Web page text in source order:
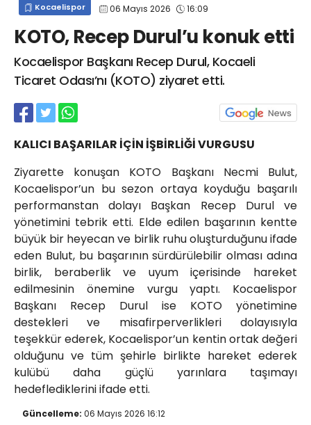
Kocaelispor 06 Mayıs 2026 16:09
KOTO, Recep Durul’u konuk etti
Kocaelispor Başkanı Recep Durul, Kocaeli
Ticaret Odası’nı (KOTO) ziyaret etti.
KALICI BAŞARILAR İÇİN İŞBİRLİĞİ VURGUSU
Ziyarette konuşan KOTO Başkanı Necmi Bulut,
Kocaelispor’un bu sezon ortaya koyduğu başarılı
performanstan dolayı Başkan Recep Durul ve
yönetimini tebrik etti. Elde edilen başarının kentte
büyük bir heyecan ve birlik ruhu oluşturduğunu ifade
eden Bulut, bu başarının sürdürülebilir olması adına
birlik, beraberlik ve uyum içerisinde hareket
edilmesinin önemine vurgu yaptı. Kocaelispor
Başkanı Recep Durul ise KOTO yönetimine
destekleri ve misafirperverlikleri dolayısıyla
teşekkür ederek, Kocaelispor’un kentin ortak değeri
olduğunu ve tüm şehirle birlikte hareket ederek
kulübü daha güçlü yarınlara taşımayı
hedeflediklerini ifade etti.
Güncelleme: 06 Mayıs 2026 16:12
info@spor41.com